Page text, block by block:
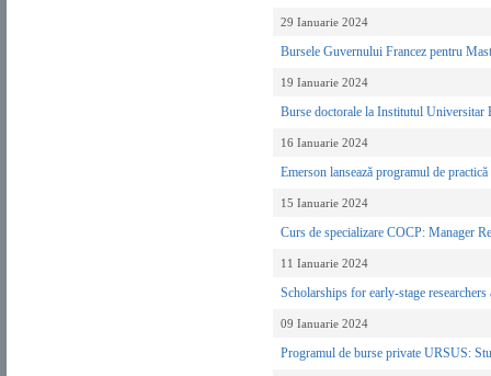
29 Ianuarie 2024
Bursele Guvernului Francez pentru
19 Ianuarie 2024
Burse doctorale la Institutul Universitar
16 Ianuarie 2024
Emerson lansează programul de
15 Ianuarie 2024
Curs de specializare COCP: Manager
11 Ianuarie 2024
Scholarships for early-stage
09 Ianuarie 2024
Programul de burse private URSUS: